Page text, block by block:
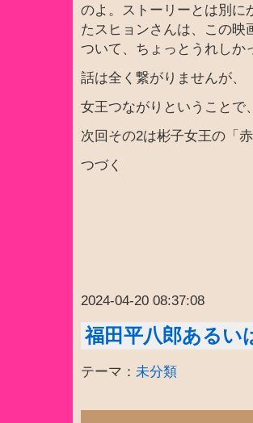
のよ。ストーリーとは別に
たスヒョンさんは、この映
ついて、ちょっとうれしか
話は全く繋がりませんが、
女王つながりということで、
次回その2は彬子女王の「
つづく
2024-04-20 08:37:08
福田平八郎あるい
テーマ： 未分類